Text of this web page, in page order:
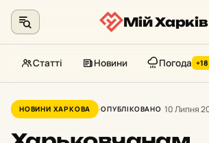
до
контенту
Мій Харків
Статті Новини Погода
НОВИНИ ХАРКОВА ОПУБЛІКОВАНО 10 Липня